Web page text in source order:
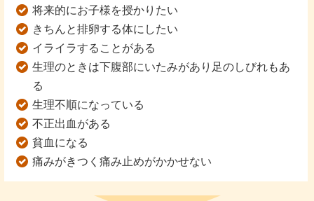
将来的にお子様を授かりたい
きちんと排卵する体にしたい
イライラすることがある
生理のときは下腹部にいたみがあり足のしびれもあ
る
生理不順になっている
不正出血がある
貧血になる
痛みがきつく痛み止めがかかせない